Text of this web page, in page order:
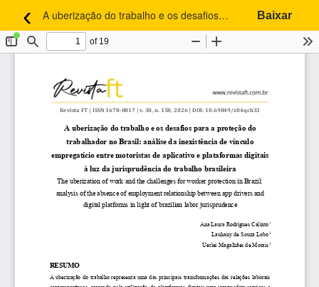
‹Voltar aos Detalhes do Artigo
A uberização do trabalho e os desafios para a proteção do trabalhador no Brasil: análise da inexistência de vínculo empregatício entre motoristas de aplicativo e plataformas digitais à luz da jurisprudência do trabalho brasileira Baixar